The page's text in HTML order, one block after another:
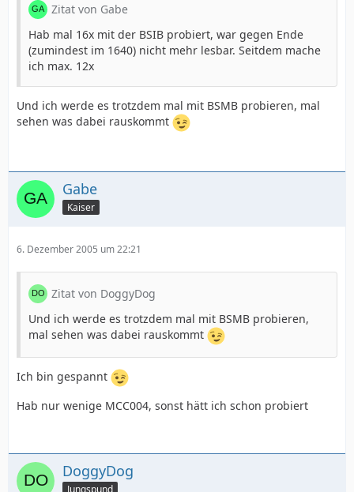
Zitat von Gabe
Hab mal 16x mit der BSIB probiert, war gegen Ende
(zumindest im 1640) nicht mehr lesbar. Seitdem mache
ich max. 12x
Und ich werde es trotzdem mal mit BSMB probieren, mal
sehen was dabei rauskommt
Gabe
Kaiser
6. Dezember 2005 um 22:21
Zitat von DoggyDog
Und ich werde es trotzdem mal mit BSMB probieren,
mal sehen was dabei rauskommt
Ich bin gespannt
Hab nur wenige MCC004, sonst hätt ich schon probiert
DoggyDog
Jungspund